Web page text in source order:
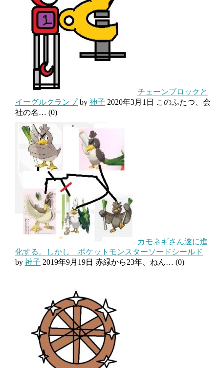
チェーンブロックと
イーグルクランプby 神子 2020年3月1日 このふたつ、会
社の名… (0)
カモネギさん遂に進
化する。しかし ポケットモンスターソードシールド
by 神子 2019年9月19日 赤緑から23年、ねん… (0)